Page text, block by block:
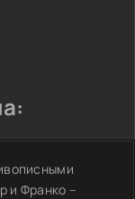
и Франко –